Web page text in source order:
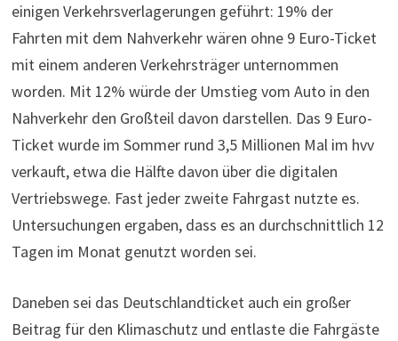
einigen Verkehrsverlagerungen geführt: 19% der
Fahrten mit dem Nahverkehr wären ohne 9 Euro-Ticket
mit einem anderen Verkehrsträger unternommen
worden. Mit 12% würde der Umstieg vom Auto in den
Nahverkehr den Großteil davon darstellen. Das 9 Euro-
Ticket wurde im Sommer rund 3,5 Millionen Mal im hvv
verkauft, etwa die Hälfte davon über die digitalen
Vertriebswege. Fast jeder zweite Fahrgast nutzte es.
Untersuchungen ergaben, dass es an durchschnittlich 12
Tagen im Monat genutzt worden sei.
Daneben sei das Deutschlandticket auch ein großer
Beitrag für den Klimaschutz und entlaste die Fahrgäste